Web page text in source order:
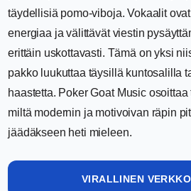
täydellisiä pomo-viboja. Vokaalit
energiaa ja välittävät viestin
erittäin uskottavasti. Tämä on yksi
pakko luukuttaa täysillä kuntosalilla
haastetta. Poker Goat Music
miltä modernin ja motivoivan räpin
jäädäkseen heti mieleen.
VIRALLINEN